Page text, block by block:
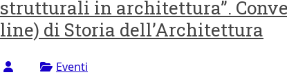
strutturali in architettura”.
line) di Storia dell’Architettura
Eventi